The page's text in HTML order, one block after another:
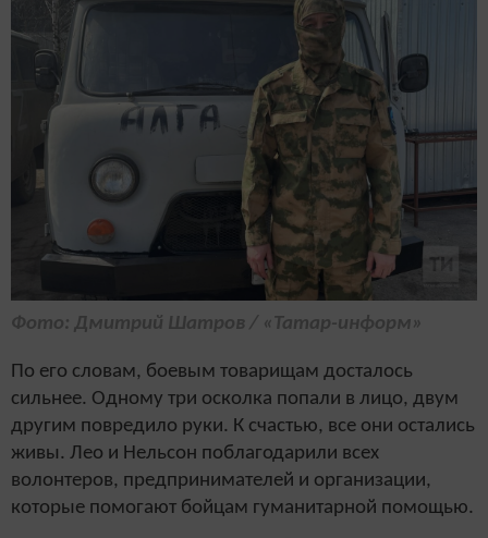
Фото: Дмитрий Шатров / «Татар-информ»
По его словам, боевым товарищам досталось
сильнее. Одному три осколка попали в лицо, двум
другим повредило руки. К счастью, все они остались
живы. Лео и Нельсон поблагодарили всех
волонтеров, предпринимателей и организации,
которые помогают бойцам гуманитарной помощью.